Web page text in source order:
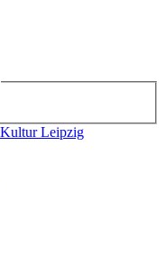
Leipzig